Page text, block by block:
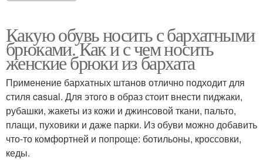
Какую обувь носить с бархатными
брюками. Как и с чем носить
женские брюки из бархата
Применение бархатных штанов отлично подходит для
стиля casual. Для этого в образ стоит внести пиджаки,
рубашки, жакеты из кожи и джинсовой ткани, пальто,
плащи, пуховики и даже парки. Из обуви можно добавить
что-то комфортней и попроще: ботильоны, кроссовки,
кеды.